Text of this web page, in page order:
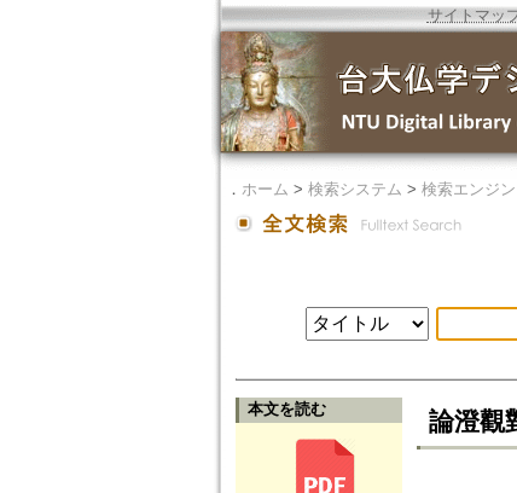
サイトマッ
． ホーム > 検索システム > 検索エンジン
本文を読む 論澄觀